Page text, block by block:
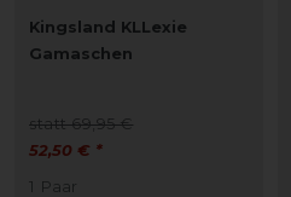
Kingsland KLLexie
Gamaschen
statt 69,95 €
52,50 € *
1 Paar